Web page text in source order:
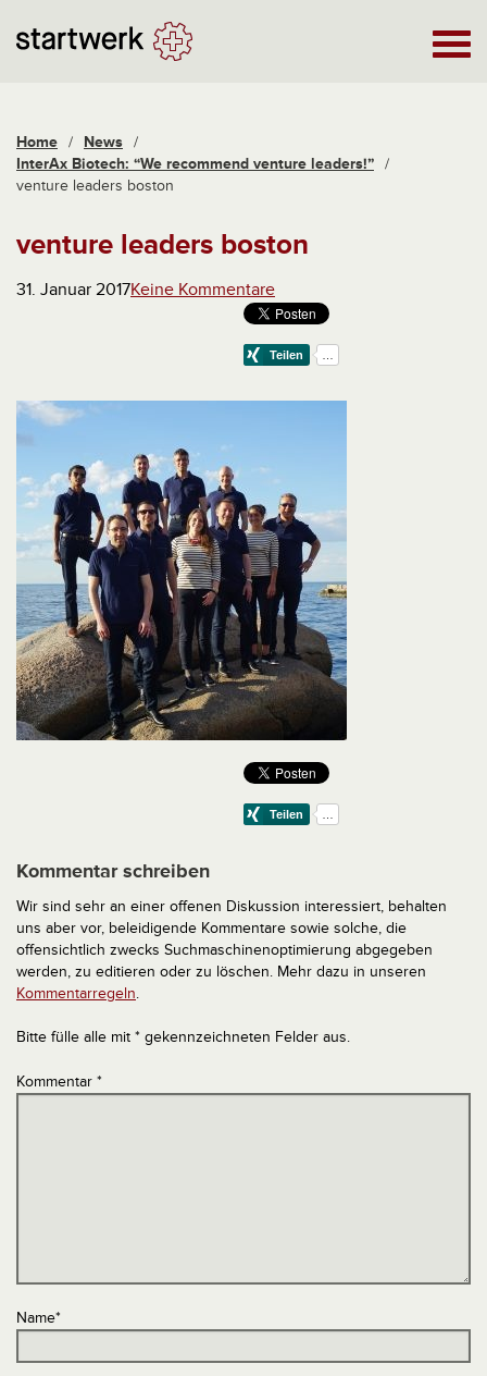
Home / News /
InterAx Biotech: “We recommend venture leaders!” /
venture leaders boston
venture leaders boston
31. Januar 2017Keine Kommentare
Kommentar schreiben
Wir sind sehr an einer offenen Diskussion interessiert, behalten
uns aber vor, beleidigende Kommentare sowie solche, die
offensichtlich zwecks Suchmaschinenoptimierung abgegeben
werden, zu editieren oder zu löschen. Mehr dazu in unseren
Kommentarregeln.
Bitte fülle alle mit * gekennzeichneten Felder aus.
Kommentar *
Name*